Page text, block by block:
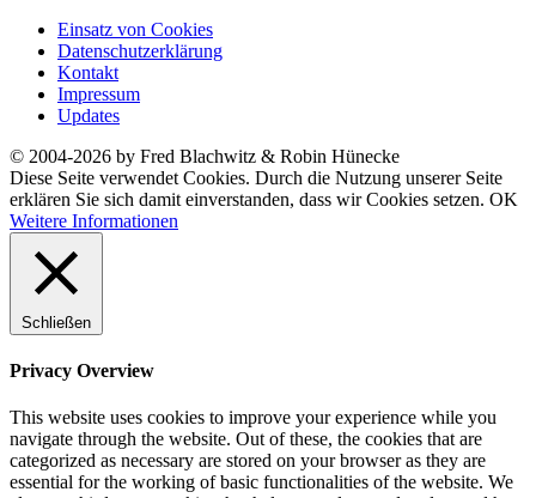
Einsatz von Cookies
Datenschutzerklärung
Kontakt
Impressum
Updates
© 2004-2026 by Fred Blachwitz & Robin Hünecke
Diese Seite verwendet Cookies. Durch die Nutzung unserer Seite
erklären Sie sich damit einverstanden, dass wir Cookies setzen. OK
Weitere Informationen
Schließen
Privacy Overview
This website uses cookies to improve your experience while you
navigate through the website. Out of these, the cookies that are
categorized as necessary are stored on your browser as they are
essential for the working of basic functionalities of the website. We